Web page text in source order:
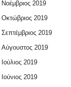
Νοέμβριος 2019
Οκτώβριος 2019
Σεπτέμβριος 2019
Αύγουστος 2019
Ιούλιος 2019
Ιούνιος 2019